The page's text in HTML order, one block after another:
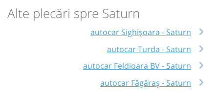
Alte plecări spre Saturn
autocar Sighișoara - Saturn
autocar Turda - Saturn
autocar Feldioara BV - Saturn
autocar Făgăraș - Saturn